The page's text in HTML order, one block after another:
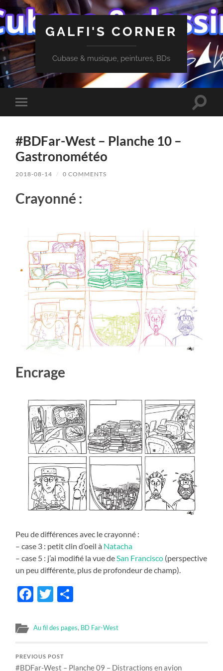
GALFI'S CORNER
Cubase & musique, peintures, BDs
Toggle
mobile
Toggle
#BDFar-West – Planche 10 –
Gastronométéo
2018-08-14 / 0 COMMENTS
Crayonné :
Encrage
Peu de différences avec le crayonné :
– case 3 : petit clin d’oeil à Natacha
– case 5 : j’ai modifié la vue deSan Francisco (perspective
un peu différente, plus de profondeur de champ).
Facebook
Twitter
Au fil des pages, BD Far-West
PREVIOUS POST
#BDFar-West – Planche 09 – Distractions en avion